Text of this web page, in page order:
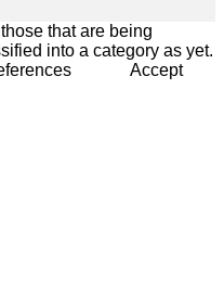
that are being
into a category as yet.
Accept